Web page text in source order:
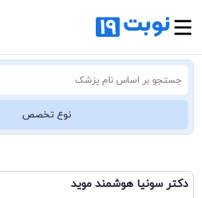
نوع تخصص
دکتر سونیا هوشمند موید